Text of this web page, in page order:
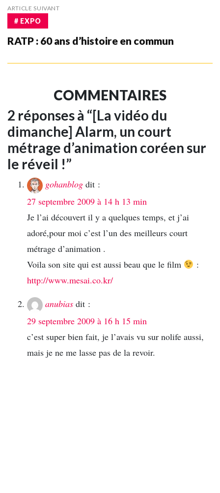
ARTICLE SUIVANT
# EXPO
RATP : 60 ans d’histoire en commun
COMMENTAIRES
2 réponses à “[La vidéo du
dimanche] Alarm, un court
métrage d’animation coréen sur
le réveil !”
gohanblog dit :
27 septembre 2009 à 14 h 13 min
Je l’ai découvert il y a quelques temps, et j’ai
adoré,pour moi c’est l’un des meilleurs court
métrage d’animation .
Voila son site qui est aussi beau que le film
:
http://www.mesai.co.kr/
anubias dit :
29 septembre 2009 à 16 h 15 min
c’est super bien fait, je l’avais vu sur nolife aussi,
mais je ne me lasse pas de la revoir.